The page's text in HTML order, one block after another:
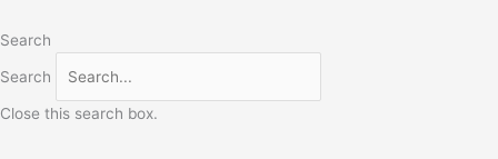
Search
Search
Close this search box.